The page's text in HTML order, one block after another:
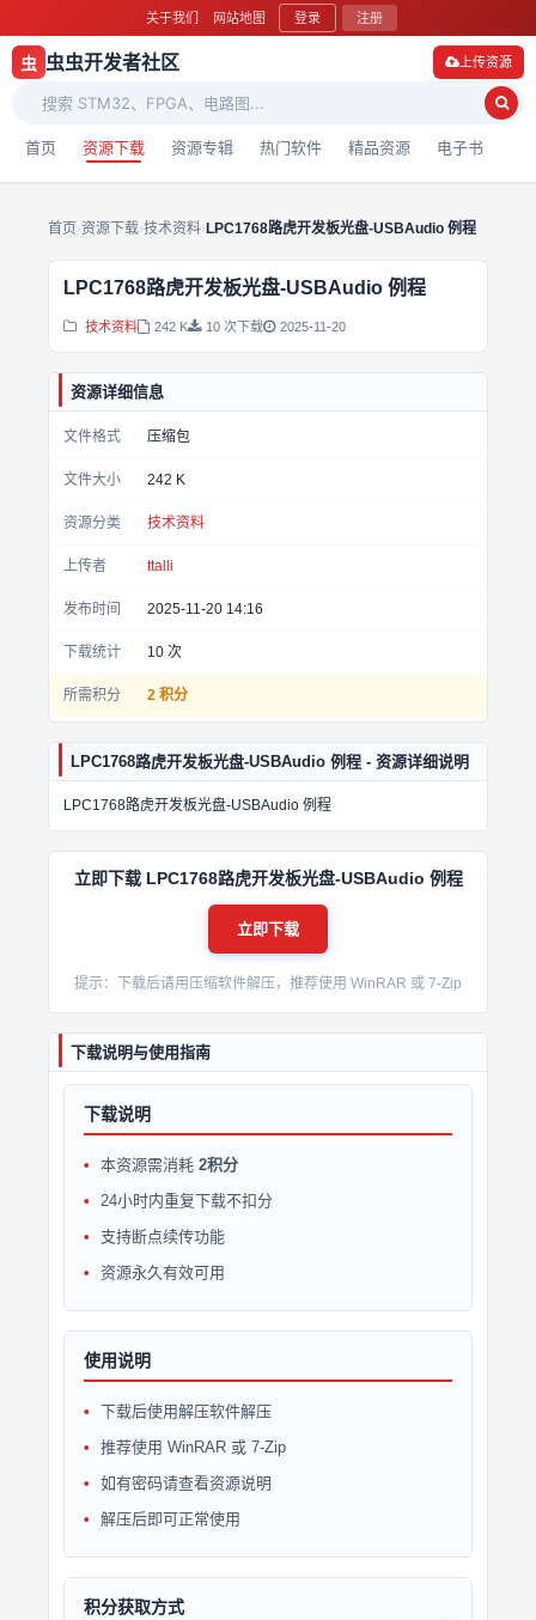
关于我们 网站地图 登录 注册
虫 虫虫开发者社区
首页 资源下载 资源专辑 热门软件 精品资源 电子书
上传资源
首页›资源下载›技术资料› LPC1768路虎开发板光盘-USBAudio 例程
LPC1768路虎开发板光盘-USBAudio 例程
技术资料 242 K 10 次下载 2025-11-20
资源详细信息
文件格式 压缩包
文件大小 242 K
资源分类 技术资料
上传者 ttalli
发布时间 2025-11-20 14:16
下载统计 10 次
所需积分 2 积分
LPC1768路虎开发板光盘-USBAudio 例程 - 资源详细说明
LPC1768路虎开发板光盘-USBAudio 例程
立即下载 LPC1768路虎开发板光盘-USBAudio 例程
立即下载
提示：下载后请用压缩软件解压，推荐使用 WinRAR 或 7-Zip
下载说明与使用指南
下载说明
本资源需消耗 2积分
24小时内重复下载不扣分
支持断点续传功能
资源永久有效可用
使用说明
下载后使用解压软件解压
推荐使用 WinRAR 或 7-Zip
如有密码请查看资源说明
解压后即可正常使用
积分获取方式